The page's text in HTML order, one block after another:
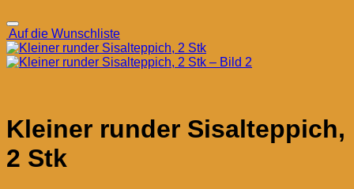
Auf die Wunschliste
Kleiner runder Sisalteppich,
2 Stk